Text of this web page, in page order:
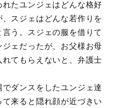
たユンジェはどんな格好
スジェはどんな若作りを
う。スジェの服を借りて
ェだったが、お父様お母
てもらえないと、弁護士
ダンスをしたユンジェ達
来ると隠れ顔が近づきい